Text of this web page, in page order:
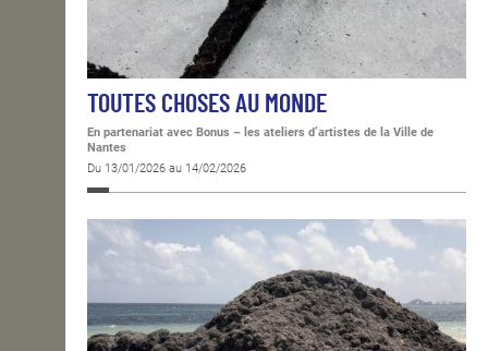
TOUTES CHOSES AU MONDE
En partenariat avec Bonus – les ateliers d’artistes de la Ville de
Nantes
Du 13/01/2026 au 14/02/2026